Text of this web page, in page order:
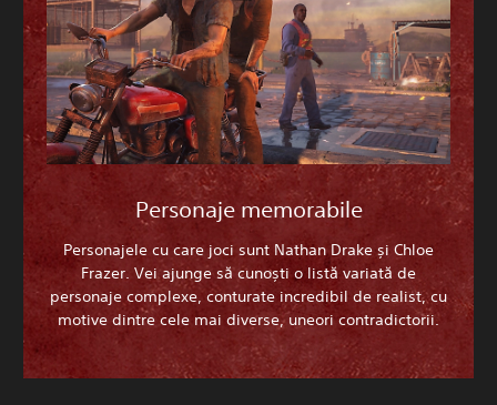
Personaje memorabile
Personajele cu care joci sunt Nathan Drake și Chloe
Frazer. Vei ajunge să cunoști o listă variată de
personaje complexe, conturate incredibil de realist, cu
motive dintre cele mai diverse, uneori contradictorii.